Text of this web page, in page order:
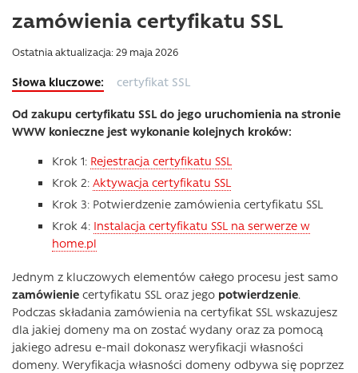
zamówienia certyfikatu SSL
Ostatnia aktualizacja: 29 maja 2026
certyfikat SSL
Od zakupu certyfikatu SSL do jego uruchomienia na stronie
WWW konieczne jest wykonanie kolejnych kroków:
Krok 1: Rejestracja certyfikatu SSL
Krok 2: Aktywacja certyfikatu SSL
Krok 3: Potwierdzenie zamówienia certyfikatu SSL
Krok 4: Instalacja certyfikatu SSL na serwerze w
home.pl
Jednym z kluczowych elementów całego procesu jest samo
zamówienie certyfikatu SSL oraz jego potwierdzenie.
Podczas składania zamówienia na certyfikat SSL wskazujesz
dla jakiej domeny ma on zostać wydany oraz za pomocą
jakiego adresu e-mail dokonasz weryfikacji własności
domeny. Weryfikacja własności domeny odbywa się poprzez